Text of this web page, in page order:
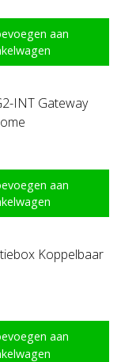
aan
INT Gateway
aan
Koppelbaar
aan